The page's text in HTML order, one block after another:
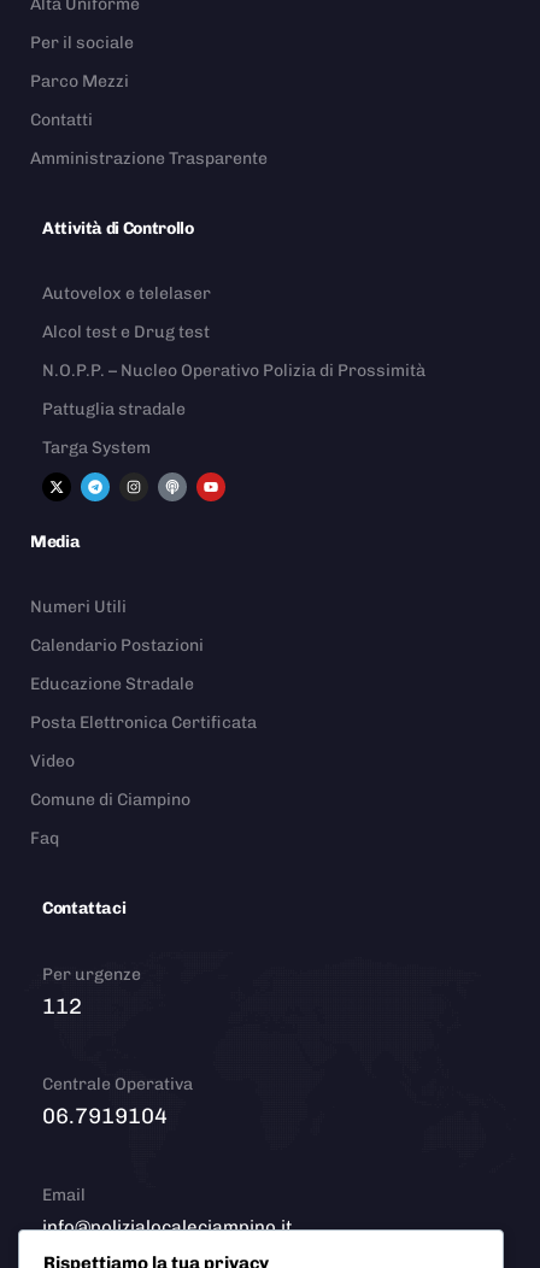
Alta Uniforme
Per il sociale
Parco Mezzi
Contatti
Amministrazione Trasparente
Attività di Controllo
Autovelox e telelaser
Alcol test e Drug test
N.O.P.P. – Nucleo Operativo Polizia di Prossimità
Pattuglia stradale
Targa System
Media
Numeri Utili
Calendario Postazioni
Educazione Stradale
Posta Elettronica Certificata
Video
Comune di Ciampino
Faq
Contattaci
Per urgenze
112
Centrale Operativa
06.7919104
Email
info@polizialocaleciampino.it
Rispettiamo la tua privacy